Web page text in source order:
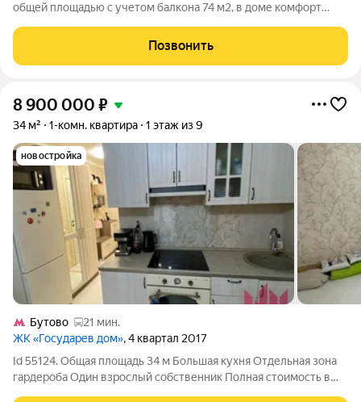
общей площадью с учетом балкона 74 м2, в доме комфорт
располагается на шестом этаже восьмиэтажного дома,
большой балкон, панорамные окна. Развитая
Позвонить
8 900 000 ₽
34 м² 1-комн. квартира 1 этаж из 9
новостройка
Бутово
21 мин.
ЖК «Государев дом», 4 квартал 2017
Id 55124. Общая площадь 34 м Большая кухня Отдельная зона
гардероба Один взрослый собственник Полная стоимость в